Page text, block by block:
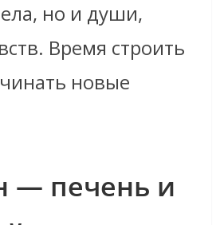
но и души,
Время строить
новые
— печень и